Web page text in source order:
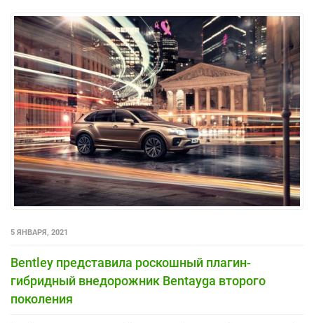
5 ЯНВАРЯ, 2021
Bentley представила роскошный плагин-
гибридный внедорожник Bentayga второго
поколения